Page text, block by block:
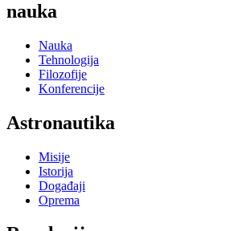
nauka
Nauka
Tehnologija
Filozofije
Konferencije
Astronautika
Misije
Istorija
Događaji
Oprema